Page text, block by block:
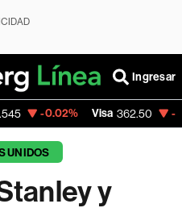
Ingresar
Visa 362.50 -2.15%
UNIDOS
y